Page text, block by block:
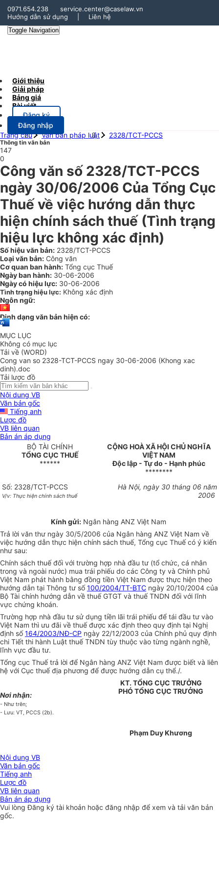
0971.654.238
service.center@caselaw.vn
Hướng dẫn sử dụng
Liên hệ
Toggle Navigation
Giới thiệu
Giải pháp
Bảng giá
Bài viết
Đăng ký
Đăng nhập
Trang chủ
Văn bản pháp luật 2328/TCT-PCCS
Thông tin văn bản
147
0
Công văn số 2328/TCT-PCCS
ngày 30/06/2006 Của Tổng Cục
Thuế về việc hướng dẫn thực
hiện chính sách thuế (Tình trạng
hiệu lực không xác định)
Số hiệu văn bản: 2328/TCT-PCCS
Loại văn bản: Công văn
Cơ quan ban hành: Tổng cục Thuế
Ngày ban hành: 30-06-2006
Ngày có hiệu lực: 30-06-2006
Tình trạng hiệu lực: Không xác định
Ngôn ngữ:
Định dạng văn bản hiện có:
MỤC LỤC
Không có mục lục
Tải về (WORD)
Cong van so 2328-TCT-PCCS ngay 30-06-2006 (Khong xac
dinh).doc
Tải lược đồ
Nội dung VB
Văn bản gốc
Tiếng anh
Lược đồ
VB liên quan
Bản án áp dụng
BỘ TÀI CHÍNH
TỔNG CỤC THUẾ
******
CỘNG HOÀ XÃ HỘI CHỦ NGHĨA
VIỆT NAM
Độc lập - Tự do - Hạnh phúc
********
Số: 2328/TCT-PCCS
V/v: Thực hiện chính sách thuế
Hà Nội, ngày 30 tháng 06 năm
2006
Kính gửi: Ngân hàng ANZ Việt Nam
Trả lời văn thư ngày 30/5/2006 của Ngân hàng ANZ Việt Nam về
việc hướng dẫn thực hiện chính sách thuế, Tổng cục Thuế có ý kiến
như sau:
Chính sách thuế đối với trường hợp nhà đầu tư (tổ chức, cá nhân
trong và ngoài nước) mua trái phiếu do các Công ty và Chính phủ
Việt Nam phát hành bằng đồng tiền Việt Nam được thực hiện theo
hướng dẫn tại Thông tư số100/2004/TT-BTC ngày 20/10/2004 của
Bộ Tài chính hướng dẫn về thuế GTGT và thuế TNDN đối với lĩnh
vực chứng khoán.
Trường hợp nhà đầu tư sử dụng tiền lãi trái phiếu để tái đầu tư vào
Việt Nam thì ưu đãi về thuế được xác định theo quy định tại Nghị
định số164/2003/NĐ-CP ngày 22/12/2003 của Chính phủ quy định
chi Tiết thi hành Luật thuế TNDN tùy thuộc vào từng ngành nghề,
lĩnh vực đầu tư.
Tổng cục Thuế trả lời để Ngân hàng ANZ Việt Nam được biết và liên
hệ với Cục thuế địa phương để được hướng dẫn cụ thể./.
Nơi nhận:
- Như trên;
- Lưu: VT, PCCS (2b).
KT. TỔNG CỤC TRƯỞNG
PHÓ TỔNG CỤC TRƯỞNG
Phạm Duy Khương
Nội dung VB
Văn bản gốc
Tiếng anh
Lược đồ
VB liên quan
Bản án áp dụng
Vui lòngĐăng ký tài khoản hoặc đăng nhập để xem và tải văn bản
gốc.